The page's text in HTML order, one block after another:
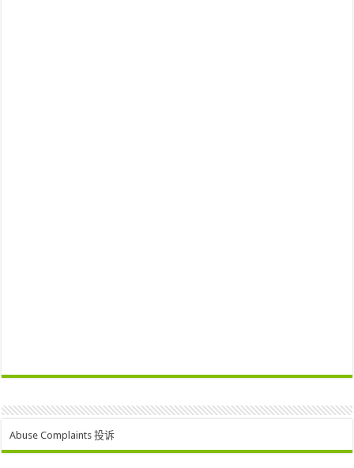
Abuse Complaints 投诉